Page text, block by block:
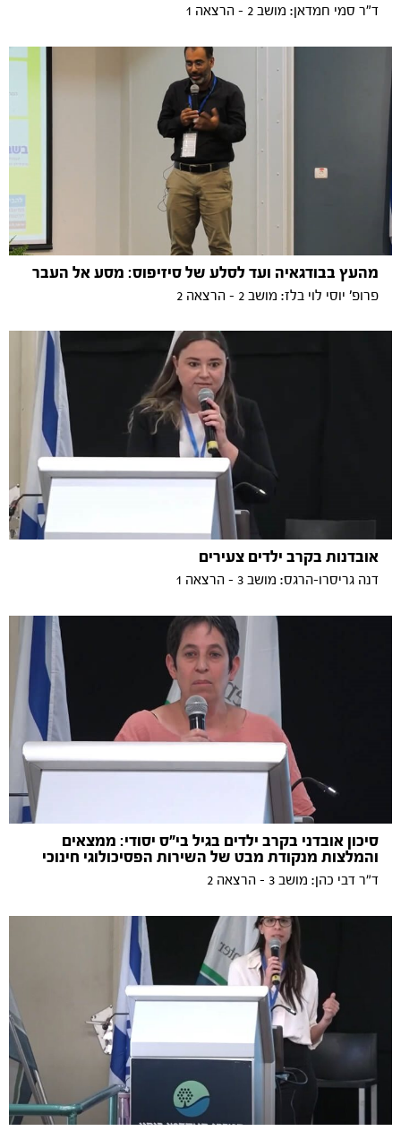
ד"ר סמי חמדאן: מושב 2 - הרצאה 1
מהעץ בבודגאיה ועד לסלע של סיזיפוס: מסע אל העבר
פרופ' יוסי לוי בלז: מושב 2 - הרצאה 2
אובדנות בקרב ילדים צעירים
דנה גריסרו-הרגס: מושב 3 - הרצאה 1
סיכון אובדני בקרב ילדים בגיל בי"ס יסודי: ממצאים
והמלצות מנקודת מבט של השירות הפסיכולוגי חינוכי
ד״ר דבי כהן: מושב 3 - הרצאה 2